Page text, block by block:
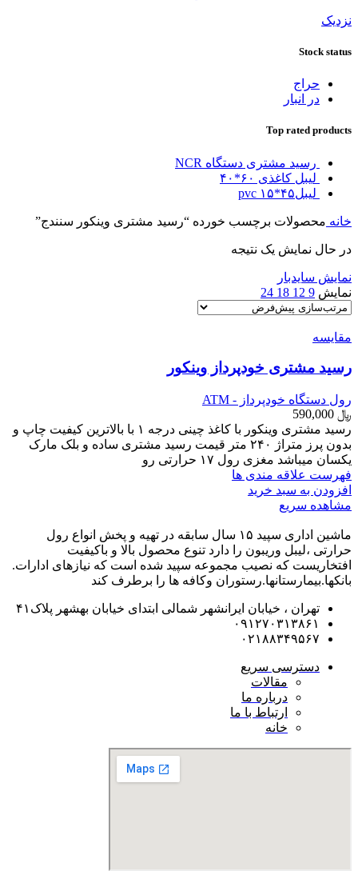
نزدیک
Stock status
حراج
در انبار
Top rated products
رسید مشتری دستگاه NCR
لیبل کاغذی ۶۰*۴۰
لیبل۴۵*۱۵ pvc
خانه محصولات برچسب خورده “رسید مشتری وینکور سنندج”
در حال نمایش یک نتیجه
نمایش سایدبار
نمایش 9
12
18
24
مقایسه
رسید مشتری خودپرداز وینکور
رول دستگاه خودپرداز - ATM
﷼
رسید مشتری وینکور با کاغذ چینی درجه ۱ با بالاترین کیفیت چاپ و
بدون پرز متراژ ۲۴۰ متر قیمت رسید مشتری ساده و بلک مارک
یکسان میباشد مغزی رول ۱۷ حرارتی رو
فهرست علاقه مندی ها
افزودن به سبد خرید
مشاهده سریع
ماشین اداری سپید ۱۵ سال سابقه در تهیه و پخش انواع رول
حرارتی ،لیبل وریبون را دارد تنوع محصول بالا و باکیفیت
افتخاریست که نصیب مجموعه سپید شده است که نیازهای ادارات.
بانکها.بیمارستانها.رستوران و‌کافه ها را برطرف کند
تهران ، خیابان ایرانشهر شمالی ابتدای خیابان بهشهر پلاک۴۱
۰۹۱۲۷۰۳۱۳۸۶۱
۰۲۱۸۸۳۴۹۵۶۷
دسترسی سریع
مقالات
درباره ما
ارتباط با ما
خانه